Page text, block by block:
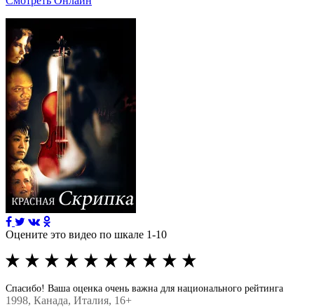
Оцените это видео по шкале 1-10
Спасибо! Ваша оценка очень важна для национального рейтинга
1998, Канада, Италия, 16+